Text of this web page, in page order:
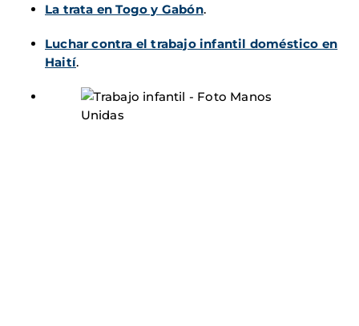
La trata en Togo y Gabón.
Luchar contra el trabajo infantil doméstico en
Haití.